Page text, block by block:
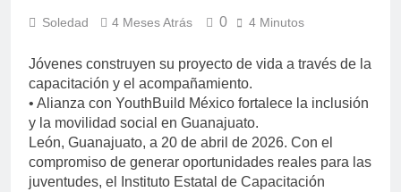
Soledad 4 Meses Atrás 0 4 Minutos
Jóvenes construyen su proyecto de vida a través de la
capacitación y el acompañamiento.
• Alianza con YouthBuild México fortalece la inclusión
y la movilidad social en Guanajuato.
León, Guanajuato, a 20 de abril de 2026. Con el
compromiso de generar oportunidades reales para las
juventudes, el Instituto Estatal de Capacitación